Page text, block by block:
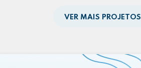
VER MAIS PROJETOS